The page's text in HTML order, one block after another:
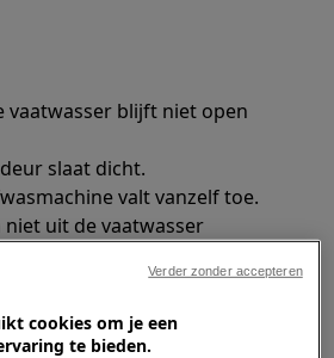
vaatwasser blijft niet open
slaat dicht.
valt vanzelf toe.
niet uit de vaatwasser
alleen met veel kracht worden
cookies om je een
te bieden.
Verder zonder accepteren